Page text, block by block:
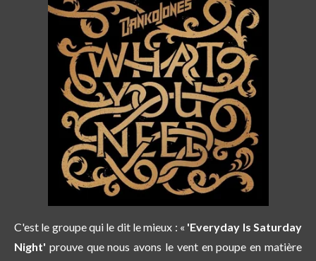
C'est le groupe qui le dit le mieux : « 'Everyday Is Saturday
Night' prouve que nous avons le vent en poupe en matière